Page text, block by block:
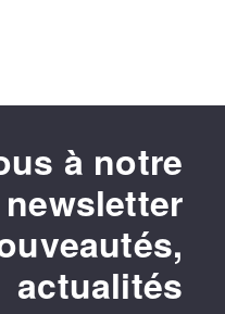
à notre
newsletter
actualités